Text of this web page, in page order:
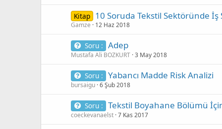
Kitap 10 Soruda Tekstil Sektöründe İş
Gamze 12 Haz 2018
Soru : Adep
Mustafa Ali BOZKURT 3 May 2018
Soru : Yabancı Madde Risk Analizi
bursaigu 6 Şub 2018
Soru : Tekstil Boyahane Bölümü
coeckevanaelst 7 Kas 2017